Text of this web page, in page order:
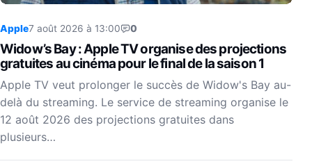
Apple7 août 2026 à 13:00 0
Widow’s Bay : Apple TV organise des projections
gratuites au cinéma pour le final de la saison 1
Apple TV veut prolonger le succès de Widow's Bay au-
delà du streaming. Le service de streaming organise le
12 août 2026 des projections gratuites dans
plusieurs…